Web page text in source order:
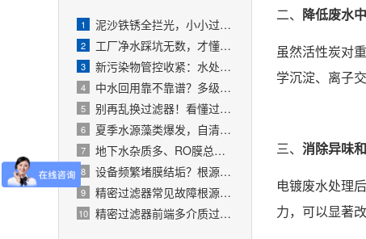
1 泥沙铁锈全拦光，小小过滤器拯救整套水处理设备
2 工厂净水踩坑无数，才懂过滤器是整套工艺的地基
3 新污染物管控收紧：水处理精密过滤器可截留微塑料、微量有害物质
4 中水回用靠不靠谱？多级过滤器层层过滤，出水达标可循环
5 别再乱换过滤器！看懂过滤精度，水处理过滤器少花冤枉钱
6 夏季水源藻类爆发，自清洗过滤器搞定原水预处理难题
7 地下水杂质多、RO膜总报废！一支滤芯过滤器就能大幅延寿
8 设备频繁堵膜结垢？根源就是前置水处理过滤器没配对
9 精密过滤器常见故障根源有哪些？
10 精密过滤器前端多介质过滤失效会怎样？
二、 降低废水
虽然活性炭对
学沉淀、离子
三、 消除异味
电镀废水处理
力，可以显著